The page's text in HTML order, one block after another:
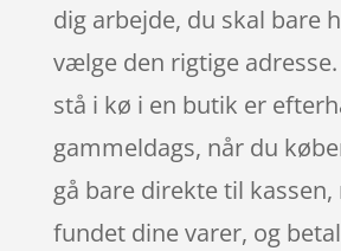
dig arbejde, du skal bare
vælge den rigtige
stå i kø i en butik er
gammeldags, når du
gå bare direkte til
fundet dine varer, og